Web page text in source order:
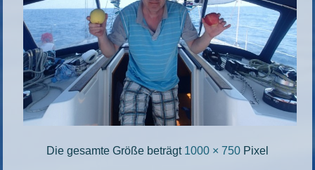
Die gesamte Größe beträgt 1000 × 750 Pixel